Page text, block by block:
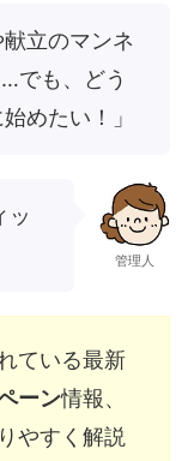
献立のマンネ
でも、どう
めたい！」
ッ
管理人
ている最新
ーン情報、
やすく解説